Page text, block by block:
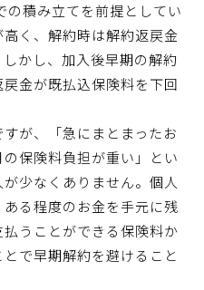
の積み立てを前提としてい
く、解約時は解約返戻金
かし、加入後早期の解約
金が既払込保険料を下回
が、「急にまとまったお
保険料負担が重い」とい
少なくありません。個人
る程度のお金を手元に残
うことができる保険料か
で早期解約を避けること